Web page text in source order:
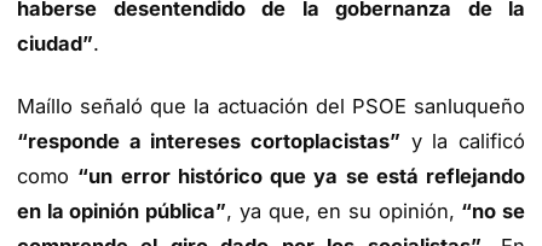
haberse desentendido de la gobernanza de la
ciudad”.
Maíllo señaló que la actuación del PSOE sanluqueño
“responde a intereses cortoplacistas” y la calificó
como “un error histórico que ya se está reflejando
en la opinión pública”, ya que, en su opinión, “no se